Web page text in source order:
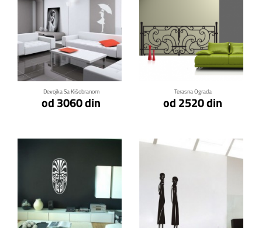
Devojka Sa Kišobranom
od 3060 din
Klikni za detalje
Terasna Ograda
od 2520 din
Klikni za detalje
Klikni za detalje Klikni za detalje